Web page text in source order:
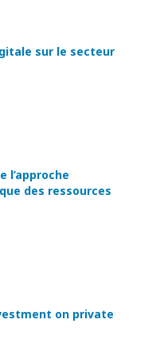
sur le secteur
l’approche
des ressources
on private